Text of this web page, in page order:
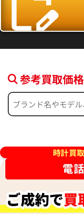
ィノ IW391031
日時点の参考買取価
参考買取価
時計買